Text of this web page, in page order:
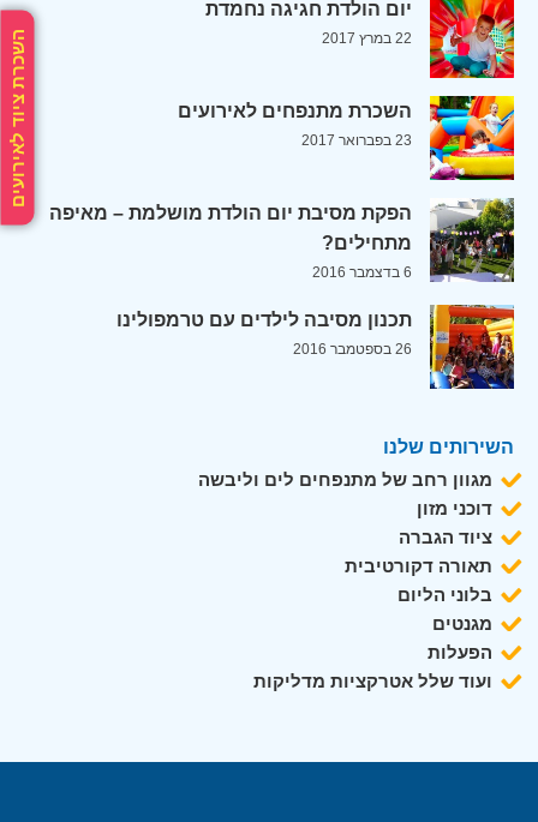
השכרת ציוד לאירועים
יום הולדת חגיגה נחמדת
22 במרץ 2017
השכרת מתנפחים לאירועים
23 בפברואר 2017
הפקת מסיבת יום הולדת מושלמת – מאיפה
מתחילים?
6 בדצמבר 2016
תכנון מסיבה לילדים עם טרמפולינו
26 בספטמבר 2016
השירותים שלנו
מגוון רחב של מתנפחים לים וליבשה
דוכני מזון
ציוד הגברה
תאורה דקורטיבית
בלוני הליום
מגנטים
הפעלות
ועוד שלל אטרקציות מדליקות